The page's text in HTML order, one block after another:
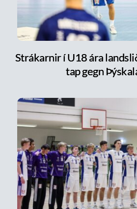
Strákarnir í U18 ára
tap gegn